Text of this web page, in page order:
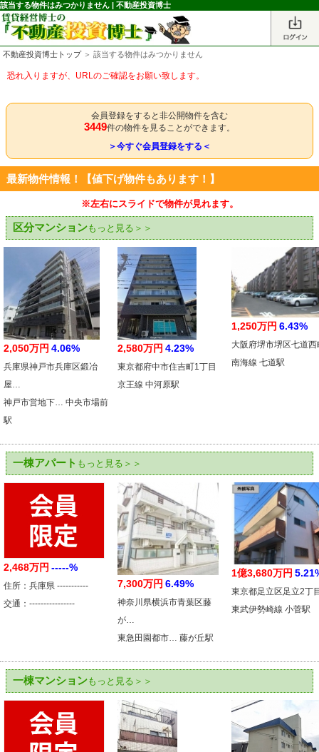
該当する物件はみつかりません | 不動産投資博士
不動産投資博士トップ＞ 該当する物件はみつかりません
恐れ入りますが、URLのご確認をお願い致します。
会員登録をすると非公開物件を含む
3449件の物件を見ることができます。
＞今すぐ会員登録をする＜
最新物件情報！【値下げ物件もあります！】
※左右にスライドで物件が見れます。
区分マンションもっと見る＞＞
2,050万円 4.06%
兵庫県神戸市兵庫区鍛冶
屋…
神戸市営地下… 中央市場前
駅
2,580万円 4.23%
東京都府中市住吉町1丁目
京王線 中河原駅
1,250万円 6.43%
大阪府堺市堺区七道西
南海線 七道駅
一棟アパート もっと見る＞＞
2,468万円 -----%
住所：兵庫県 -----------
交通：----------------
7,300万円 6.49%
神奈川県横浜市青葉区藤
が…
東急田園都市… 藤が丘駅
1億3,680万円
東京都足立区足立2丁
東武伊勢崎線 小菅駅
一棟マンションもっと見る＞＞